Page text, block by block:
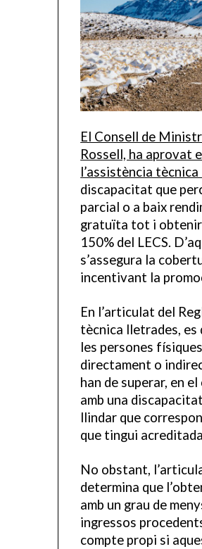
El Consell de
Rossell, ha aprovat
l’assistència
discapacitat que
parcial o a baix
gratuïta tot i obtenir
150% del LECS.
s’assegura la
incentivant la
En l’articulat del
tècnica lletrades, es
les persones
directament o
han de superar, en
amb una
llindar que
que tingui
No obstant,
determina que
amb un grau de
ingressos
compte propi si